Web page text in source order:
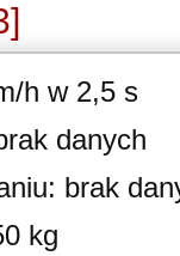
h w 2,5 s
danych
brak
kg